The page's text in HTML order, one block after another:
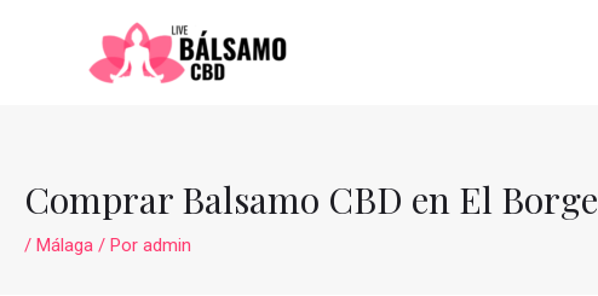
Comprar Balsamo CBD en El Borge
/ Málaga / Por admin